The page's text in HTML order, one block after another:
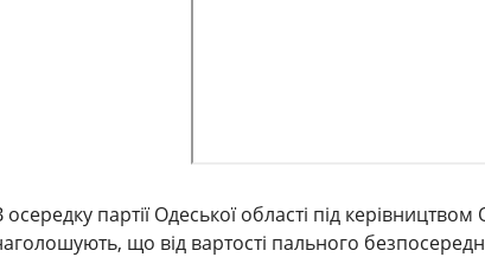
осередку партії Одеської області під
що від вартості пального